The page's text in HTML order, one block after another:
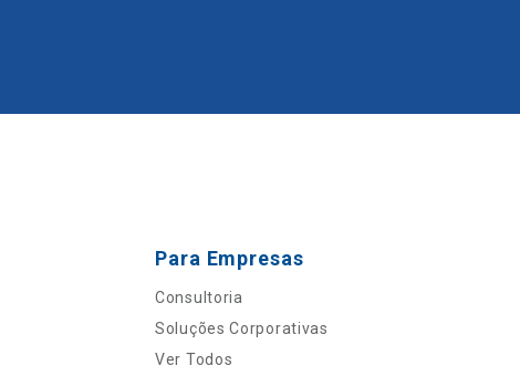
Para Empresas
Consultoria
Soluções Corporativas
Ver Todos